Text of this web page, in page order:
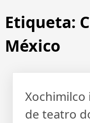
Etiqueta:
México
Xochimilco
de teatro